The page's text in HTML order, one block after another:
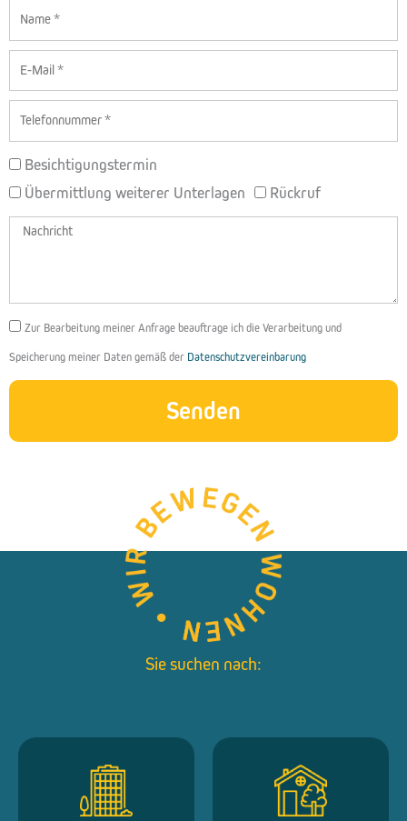
Name
E-
Mail
Telefon
BETREFF
Besichtigungstermin
Übermittlung weiterer Unterlagen
Rückruf
Nachricht
DSGVOZur Bearbeitung meiner Anfrage beauftrage ich die Verarbeitung und
Speicherung meiner Daten gemäß der Datenschutzvereinbarung
Senden
Sie suchen nach: